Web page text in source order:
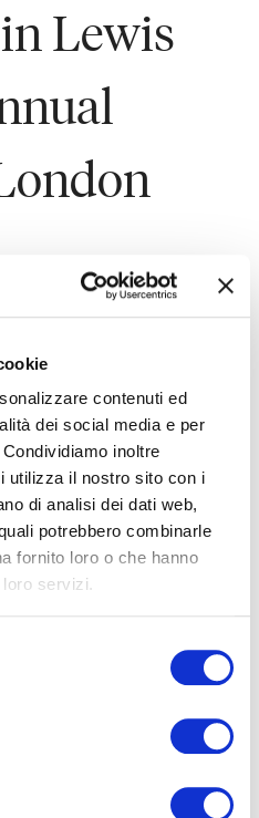
contenuti ed
dei social media e per
inoltre
utilizza il nostro sito con i
di analisi dei dati web,
potrebbero combinarle
fornito loro o che hanno
servizi.
Lewis
annuale «Managing an
specialisti in diritto del
5 febbraio a Londra, sarà
diritto del lavoro a livello
sui temi chiave: tecnologia,
sessioni. Nella prima
”- si commenteranno anche
Il dibattito, al quale